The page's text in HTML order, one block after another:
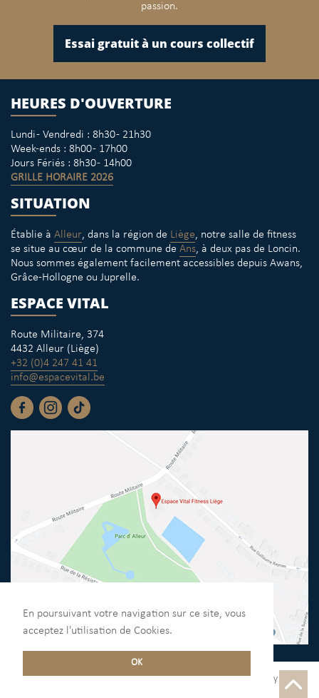
En poursuivant votre navigation sur ce site, vous
acceptez l'utilisation de Cookies.
OK
passion.
Essai gratuit à un cours collectif
HEURES D'OUVERTURE
Lundi - Vendredi : 8h30 - 21h30
Week-ends : 8h00 - 17h00
Jours Fériés : 8h30 - 14h00
GRILLE HORAIRE 2026
SITUATION
Établie à Alleur, dans la région de Liège, notre salle de fitness
se situe au cœur de la commune de Ans, à deux pas de Loncin.
Nous sommes également facilement accessibles depuis Awans,
Grâce-Hollogne ou Juprelle.
ESPACE VITAL
Route Militaire, 374
4432 Alleur (Liège)
+32 (0)4 247 41 41
info@espacevital.be
2026 © Espace Vital | TVA : BE 0440.340.804 | Designed by